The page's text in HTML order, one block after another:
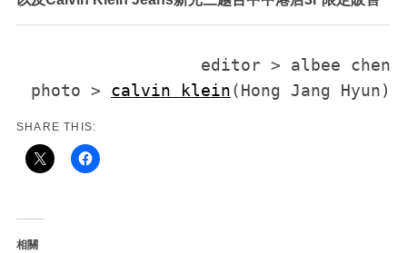
editor > albee chen
photo > calvin klein(Hong Jang Hyun)
SHARE THIS:
相關